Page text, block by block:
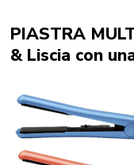
PIASTRA
& Liscia con